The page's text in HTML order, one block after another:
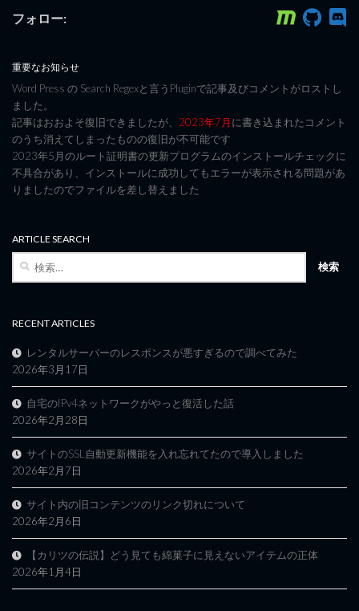
フォロー:
重要なお知らせ
Word Press の Search Regexと言うPluginで記事及びコメントがロストし
ました。
記事はおおよそ復旧できましたが、 2023年7月に書き込まれたコメント
のうち消えてしまったものの復旧が不可能です
2023年5月のルート証明書の更新プログラムのインストールチェックに
不具合があり、インストールに成功してもエラーが表示される問題があ
りましたのでファイルを差し替えました
ARTICLE SEARCH
RECENT ARTICLES
レンタルサーバーのレスポンスが悪すぎるので調べてみた
2026年3月17日
自宅のIPv4ネットワークがやっと復活した話
2026年2月28日
サイトのSSL自動更新機能を入れ忘れてたので導入しました
2026年2月7日
サイト内の旧コンテンツのリンク切れについて
2026年2月6日
【カリツの伝説】どう見ても綿菓子に見えないアイテムの正体
2026年1月4日